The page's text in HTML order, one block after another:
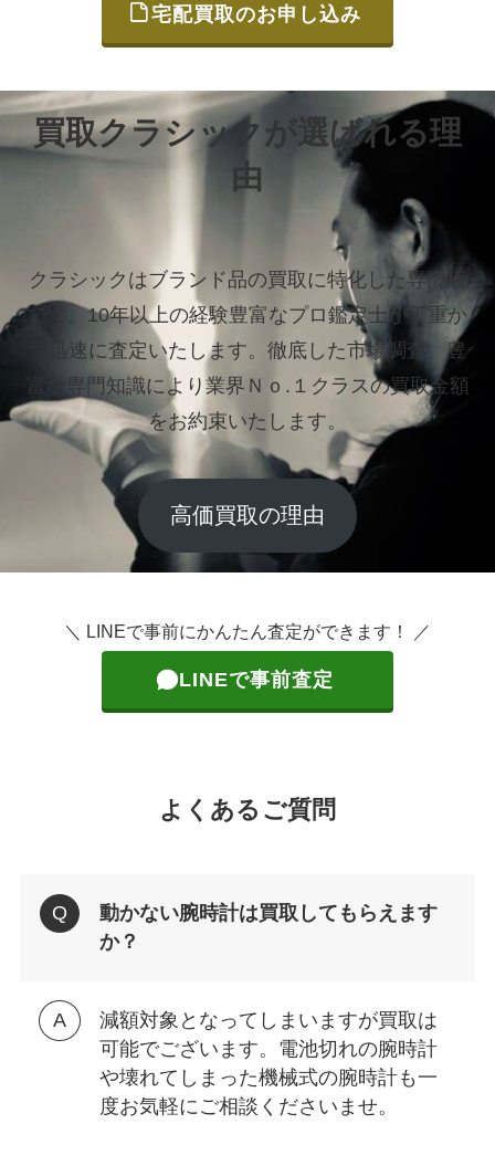
宅配買取のお申し込み
買取クラシックが選ばれる理
由
クラシックはブランド品の買取に特化した専門店
です。10年以上の経験豊富なプロ鑑定士が丁重か
つ迅速に査定いたします。 徹底した市場調査、豊
富な専門知識により業界Ｎｏ.１クラスの買取金額
をお約束いたします。
高価買取の理由
＼ LINEで事前にかんたん査定ができます！ ／
LINEで事前査定
よくあるご質問
動かない腕時計は買取してもらえます
か？
減額対象となってしまいますが買取は
可能でございます。電池切れの腕時計
や壊れてしまった機械式の腕時計も一
度お気軽にご相談くださいませ。